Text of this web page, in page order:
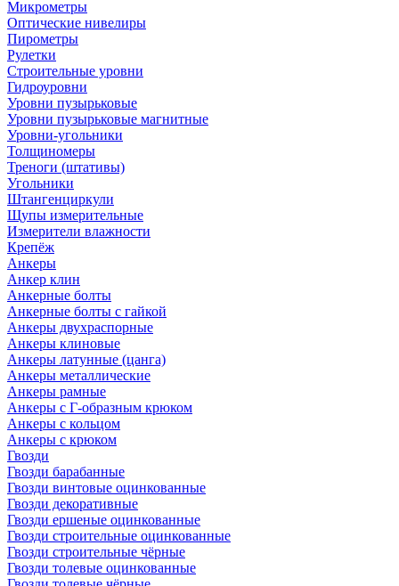
Микрометры
Оптические нивелиры
Пирометры
Рулетки
Строительные уровни
Гидроуровни
Уровни пузырьковые
Уровни пузырьковые магнитные
Уровни-угольники
Толщиномеры
Треноги (штативы)
Угольники
Штангенциркули
Щупы измерительные
Измерители влажности
Крепёж
Анкеры
Анкер клин
Анкерные болты
Анкерные болты с гайкой
Анкеры двухраспорные
Анкеры клиновые
Анкеры латунные (цанга)
Анкеры металлические
Анкеры рамные
Анкеры с Г-образным крюком
Анкеры с кольцом
Анкеры с крюком
Гвозди
Гвозди барабанные
Гвозди винтовые оцинкованные
Гвозди декоративные
Гвозди ершеные оцинкованные
Гвозди строительные оцинкованные
Гвозди строительные чёрные
Гвозди толевые оцинкованные